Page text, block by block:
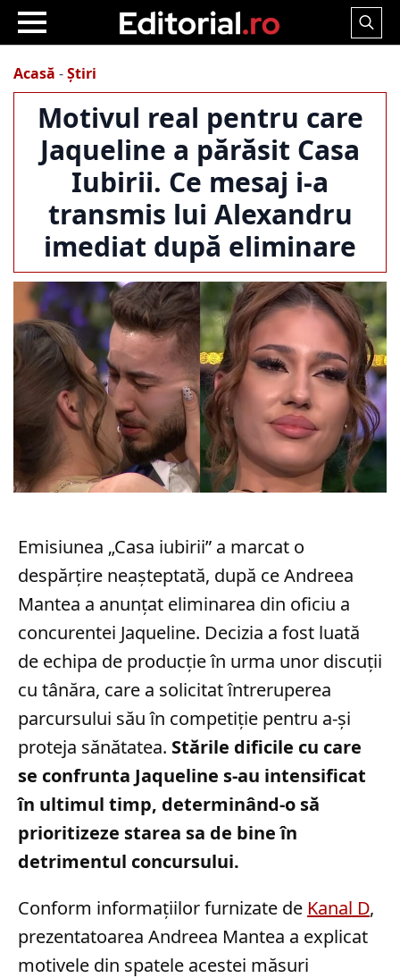
Search
Acasă -Știri
Motivul real pentru care
Jaqueline a părăsit Casa
Iubirii. Ce mesaj i-a
transmis lui Alexandru
imediat după eliminare
Emisiunea „Casa iubirii” a marcat o
despărțire neașteptată, după ce Andreea
Mantea a anunțat eliminarea din oficiu a
concurentei Jaqueline. Decizia a fost luată
de echipa de producție în urma unor discuții
cu tânăra, care a solicitat întreruperea
parcursului său în competiție pentru a-și
proteja sănătatea. Stările dificile cu care
se confrunta Jaqueline s-au intensificat
în ultimul timp, determinând-o să
prioritizeze starea sa de bine în
detrimentul concursului.
Conform informațiilor furnizate de Kanal D,
prezentatoarea Andreea Mantea a explicat
motivele din spatele acestei măsuri